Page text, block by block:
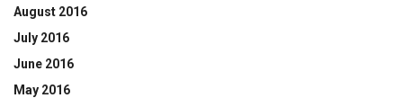
August 2016
July 2016
June 2016
May 2016